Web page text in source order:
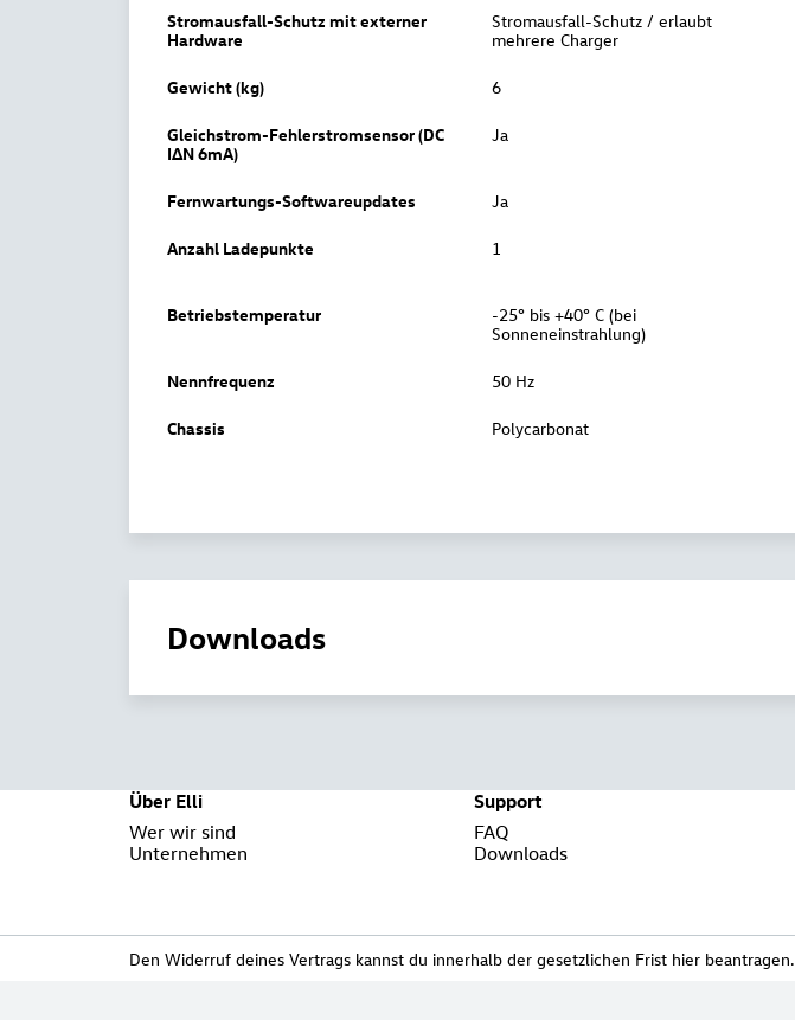
Stromausfall-Schutz mit externer
Hardware
Stromausfall-Schutz / erlaubt
mehrere Charger
Gewicht (kg) 6
Gleichstrom-Fehlerstromsensor (DC
IΔN 6mA)
Ja
Fernwartungs-Softwareupdates Ja
Anzahl Ladepunkte 1
Betriebstemperatur
-25° bis +40° C (bei
Sonneneinstrahlung)
Nennfrequenz 50 Hz
Chassis Polycarbonat
Downloads
Über Elli
Wer wir sind
Unternehmen
Support
FAQ
Downloads
Den Widerruf deines Vertrags kannst du innerhalb der gesetzlichen Frist hier beantragen.